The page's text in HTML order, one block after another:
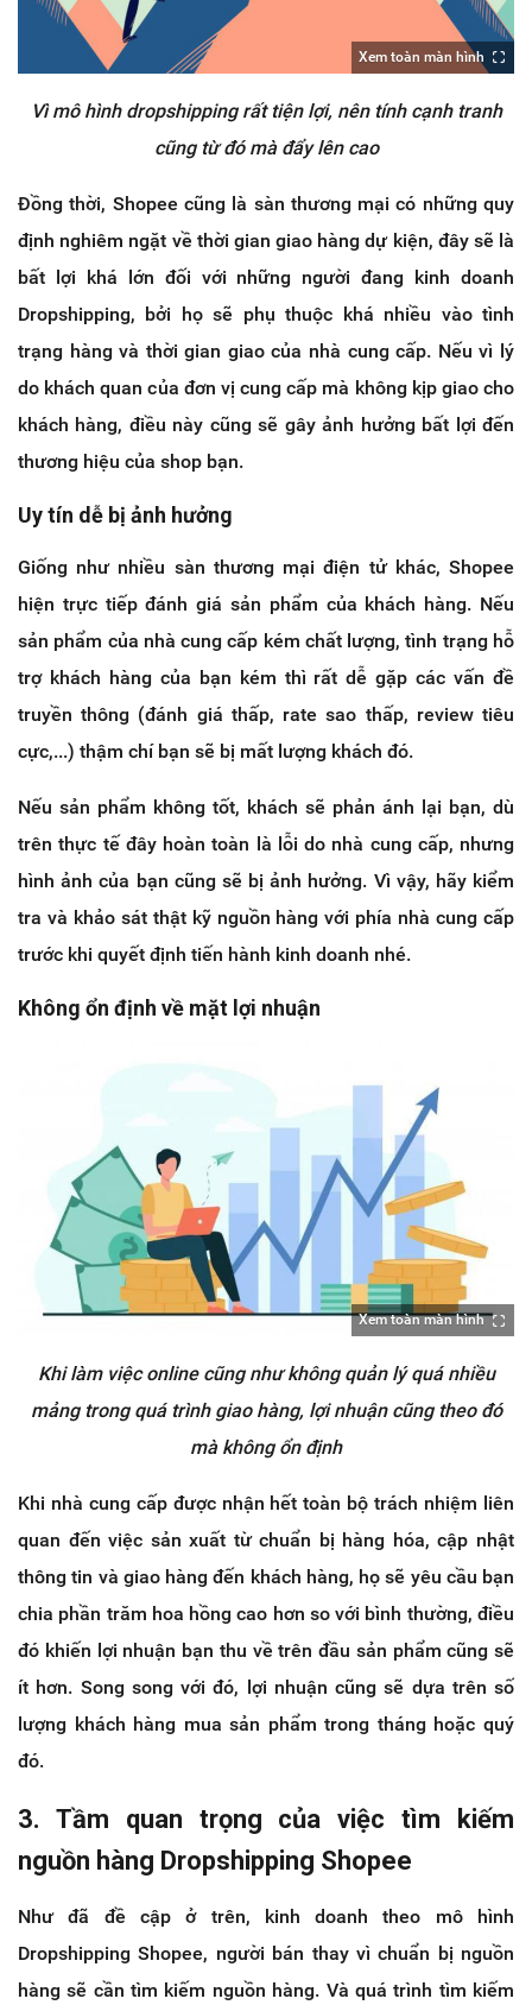
Xem toàn màn hình
Vì mô hình dropshipping rất tiện lợi, nên tính cạnh tranh
cũng từ đó mà đẩy lên cao
Đồng thời, Shopee cũng là sàn thương mại có những quy
định nghiêm ngặt về thời gian giao hàng dự kiện, đây sẽ là
bất lợi khá lớn đối với những người đang kinh doanh
Dropshipping, bởi họ sẽ phụ thuộc khá nhiều vào tình
trạng hàng và thời gian giao của nhà cung cấp. Nếu vì lý
do khách quan của đơn vị cung cấp mà không kịp giao cho
khách hàng, điều này cũng sẽ gây ảnh hưởng bất lợi đến
thương hiệu của shop bạn.
Uy tín dễ bị ảnh hưởng
Giống như nhiều sàn thương mại điện tử khác, Shopee
hiện trực tiếp đánh giá sản phẩm của khách hàng. Nếu
sản phẩm của nhà cung cấp kém chất lượng, tình trạng hỗ
trợ khách hàng của bạn kém thì rất dễ gặp các vấn đề
truyền thông (đánh giá thấp, rate sao thấp, review tiêu
cực,...) thậm chí bạn sẽ bị mất lượng khách đó.
Nếu sản phẩm không tốt, khách sẽ phản ánh lại bạn, dù
trên thực tế đây hoàn toàn là lỗi do nhà cung cấp, nhưng
hình ảnh của bạn cũng sẽ bị ảnh hưởng. Vì vậy, hãy kiểm
tra và khảo sát thật kỹ nguồn hàng với phía nhà cung cấp
trước khi quyết định tiến hành kinh doanh nhé.
Không ổn định về mặt lợi nhuận
Xem toàn màn hình
Khi làm việc online cũng như không quản lý quá nhiều
mảng trong quá trình giao hàng, lợi nhuận cũng theo đó
mà không ổn định
Khi nhà cung cấp được nhận hết toàn bộ trách nhiệm liên
quan đến việc sản xuất từ chuẩn bị hàng hóa, cập nhật
thông tin và giao hàng đến khách hàng, họ sẽ yêu cầu bạn
chia phần trăm hoa hồng cao hơn so với bình thường, điều
đó khiến lợi nhuận bạn thu về trên đầu sản phẩm cũng sẽ
ít hơn. Song song với đó, lợi nhuận cũng sẽ dựa trên số
lượng khách hàng mua sản phẩm trong tháng hoặc quý
đó.
3. Tầm quan trọng của việc tìm kiếm
nguồn hàng Dropshipping Shopee
Như đã đề cập ở trên, kinh doanh theo mô hình
Dropshipping Shopee, người bán thay vì chuẩn bị nguồn
hàng sẽ cần tìm kiếm nguồn hàng. Và quá trình tìm kiếm